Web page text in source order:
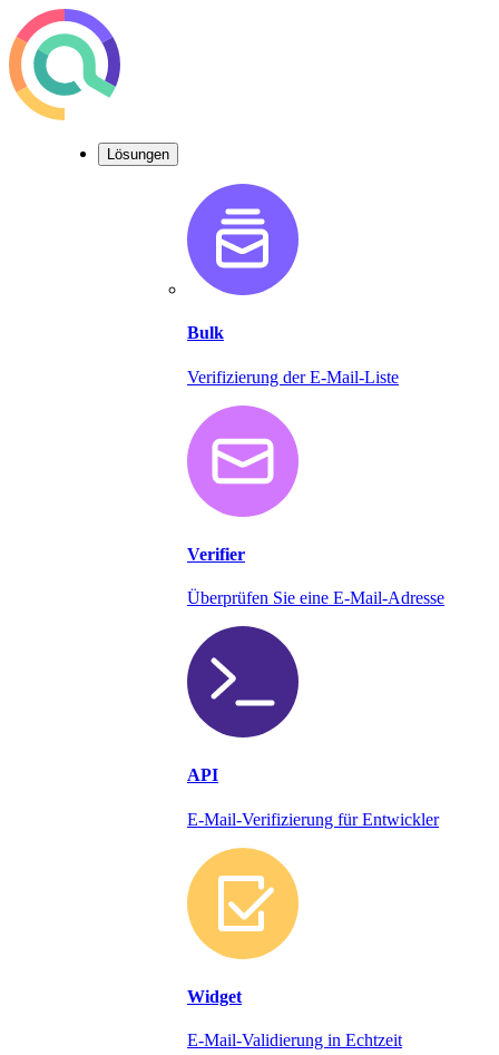
Lösungen
Bulk
Verifizierung der E-Mail-Liste
Verifier
Überprüfen Sie eine E-Mail-Adresse
API
E-Mail-Verifizierung für Entwickler
Widget
E-Mail-Validierung in Echtzeit